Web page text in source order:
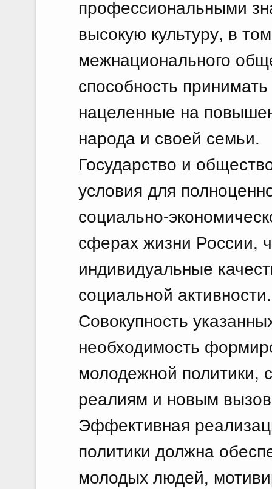
профессиональными
высокую культуру, в
межнационального
способность
нацеленные на
народа и своей семьи.
Государство и
условия для
социально-
сферах жизни России,
индивидуальные
социальной активности.
Совокупность
необходимость
молодежной политики,
реалиям и новым
Эффективная
политики должна
молодых людей,